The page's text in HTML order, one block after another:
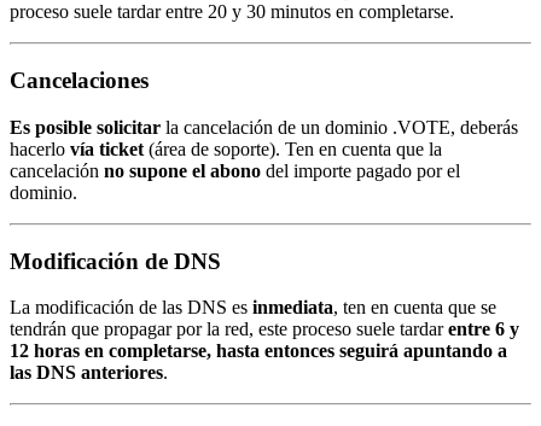
proceso suele tardar entre 20 y 30 minutos en completarse.
Cancelaciones
Es posible solicitar la cancelación de un dominio .VOTE, deberás
hacerlo vía ticket (área de soporte). Ten en cuenta que la
cancelación no supone el abono del importe pagado por el
dominio.
Modificación de DNS
La modificación de las DNS es inmediata, ten en cuenta que se
tendrán que propagar por la red, este proceso suele tardarentre 6 y
12 horas en completarse, hasta entonces seguirá apuntando a
las DNS anteriores.